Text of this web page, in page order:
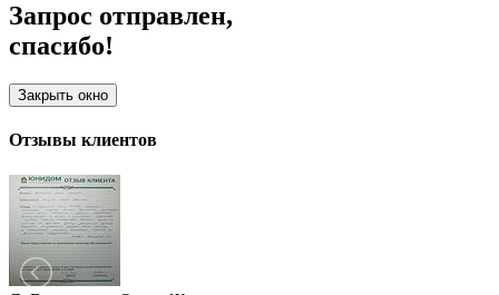
Запрос отправлен,
спасибо!
Закрыть окно
Отзывы клиентов